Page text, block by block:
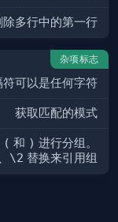
除多行中的第一行
杂项标志
符可以是任何字符
获取匹配的模式
( 和 ) 进行分组。
\2 替换来引用组